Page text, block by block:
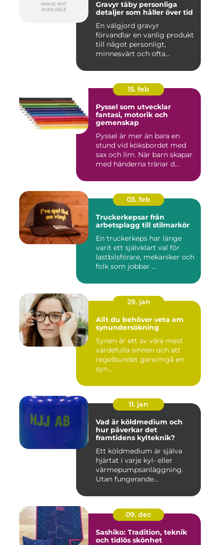
Gravyr täby personliga
detaljer som håller över tid
En välgjord gravyr
förvandlar en vanlig produkt
till något personligt,
minnesvärt och ofta
15. feb
Pyssel som utvecklar
fantasi, motorik och
gemenskap
Pyssel är mer än bara en
stund vid köksbordet med
sax och lim. När barn skapar
med händerna tränar d...
03. feb
Truckerkepsar från
arbetsplagg till stilmarkör
En truckerkeps har länge
varit ett självklart val för
lastbilsförare, mekaniker och
folk som jobbar ...
29. jan
Allt du behöver veta om
synundersökning
Synen är ett av våra mest
värdefulla sinnen och att
regelbundet genomgå en
syn...
11. jan
Vad är köldmedium och
hur påverkar det
framtidens kylteknik?
Ett köldmedium är själva
hjärtat i varje kyl- eller
värmepumpsanläggning.
Utan fungerande
09. dec
Sashiko: Tradition, teknik
och tidlös skönhet